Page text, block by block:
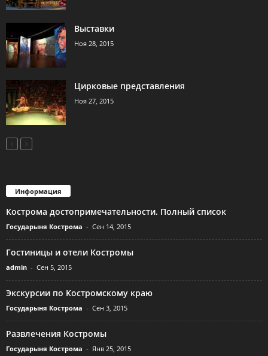
Выставки
Ноя 28, 2015
Цирковые представления
Ноя 27, 2015
Информация
Кострома достопримечательности. Полный список
Государыня Кострома - Сен 14, 2015
Гостиницы и отели Костромы
admin - Сен 5, 2015
Экскурсии по Костромскому краю
Государыня Кострома - Сен 3, 2015
Развлечения Костромы
Государыня Кострома - Янв 25, 2015